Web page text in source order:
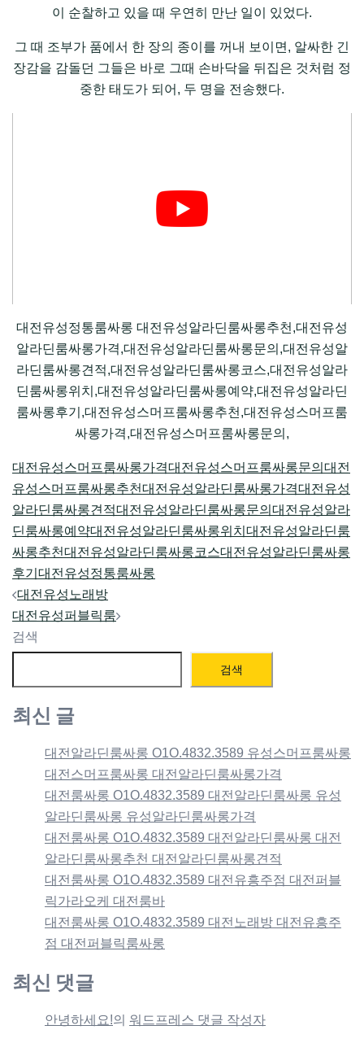
이 순찰하고 있을 때 우연히 만난 일이 있었다.
그 때 조부가 품에서 한 장의 종이를 꺼내 보이면, 알싸한 긴
장감을 감돌던 그들은 바로 그때 손바닥을 뒤집은 것처럼 정
중한 태도가 되어, 두 명을 전송했다.
대전유성정통룸싸롱 대전유성알라딘룸싸롱추천,대전유성
알라딘룸싸롱가격,대전유성알라딘룸싸롱문의,대전유성알
라딘룸싸롱견적,대전유성알라딘룸싸롱코스,대전유성알라
딘룸싸롱위치,대전유성알라딘룸싸롱예약,대전유성알라딘
룸싸롱후기,대전유성스머프룸싸롱추천,대전유성스머프룸
싸롱가격,대전유성스머프룸싸롱문의,
대전유성스머프룸싸롱가격대전유성스머프룸싸롱문의 대전
유성스머프룸싸롱추천대전유성알라딘룸싸롱가격대전유성
알라딘룸싸롱견적대전유성알라딘룸싸롱문의 대전유성알라
딘룸싸롱예약대전유성알라딘룸싸롱위치 대전유성알라딘룸
싸롱추천대전유성알라딘룸싸롱코스대전유성알라딘룸싸롱
후기 대전유성정통룸싸롱
Post
navigation
대전유성노래방
대전유성퍼블릭룸
검색
검색
최신 글
대전알라딘룸싸롱 O1O.4832.3589 유성스머프룸싸롱
대전스머프룸싸롱 대전알라딘룸싸롱가격
대전룸싸롱 O1O.4832.3589 대전알라딘룸싸롱 유성
알라딘룸싸롱 유성알라딘룸싸롱가격
대전룸싸롱 O1O.4832.3589 대전알라딘룸싸롱 대전
알라딘룸싸롱추천 대전알라딘룸싸롱견적
대전룸싸롱 O1O.4832.3589 대전유흥주점 대전퍼블
릭가라오케 대전룸바
대전룸싸롱 O1O.4832.3589 대전노래방 대전유흥주
점 대전퍼블릭룸싸롱
최신 댓글
안녕하세요!의 워드프레스 댓글 작성자